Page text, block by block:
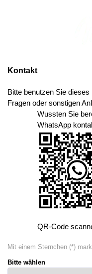
Kontakt
Bitte benutzen Sie
Fragen oder sonstigen
Wussten Sie
WhatsApp
QR-Code
Mit einem Sternchen (*)
Bitte wählen